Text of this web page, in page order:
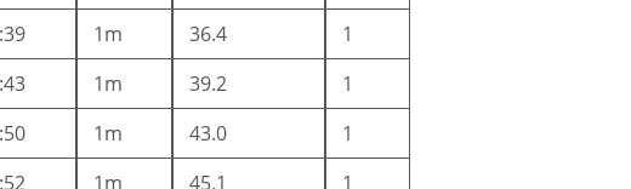
1m 36.4
1
1m 39.2
1
1m 43.0
1
1m 45.1
1